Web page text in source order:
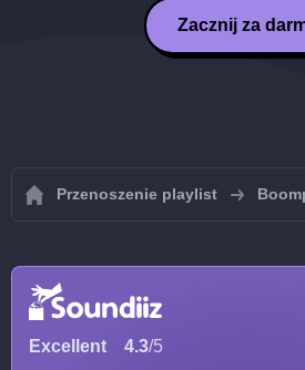
Zacznij za
Przenoszenie playlist
Excellent 4.3/5